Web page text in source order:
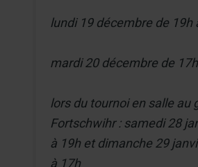
lundi 19 décembre de 19h
mardi 20 décembre de
lors du tournoi en salle au
Fortschwihr : samedi 28
à 19h et dimanche 29
à 17h